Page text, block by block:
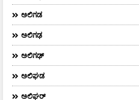
ಅಲಿಗಡ
ಅಲಿಗಢ
ಅಲಿಗಢ್
ಅಲಿಘಡ
ಅಲಿಘರ್